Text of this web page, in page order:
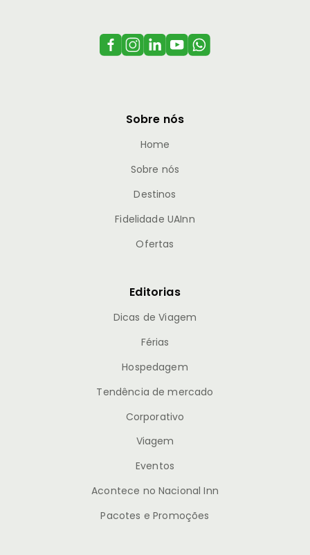
Sobre nós
Home
Sobre nós
Destinos
Fidelidade UAInn
Ofertas
Editorias
Dicas de Viagem
Férias
Hospedagem
Tendência de mercado
Corporativo
Viagem
Eventos
Acontece no Nacional Inn
Pacotes e Promoções